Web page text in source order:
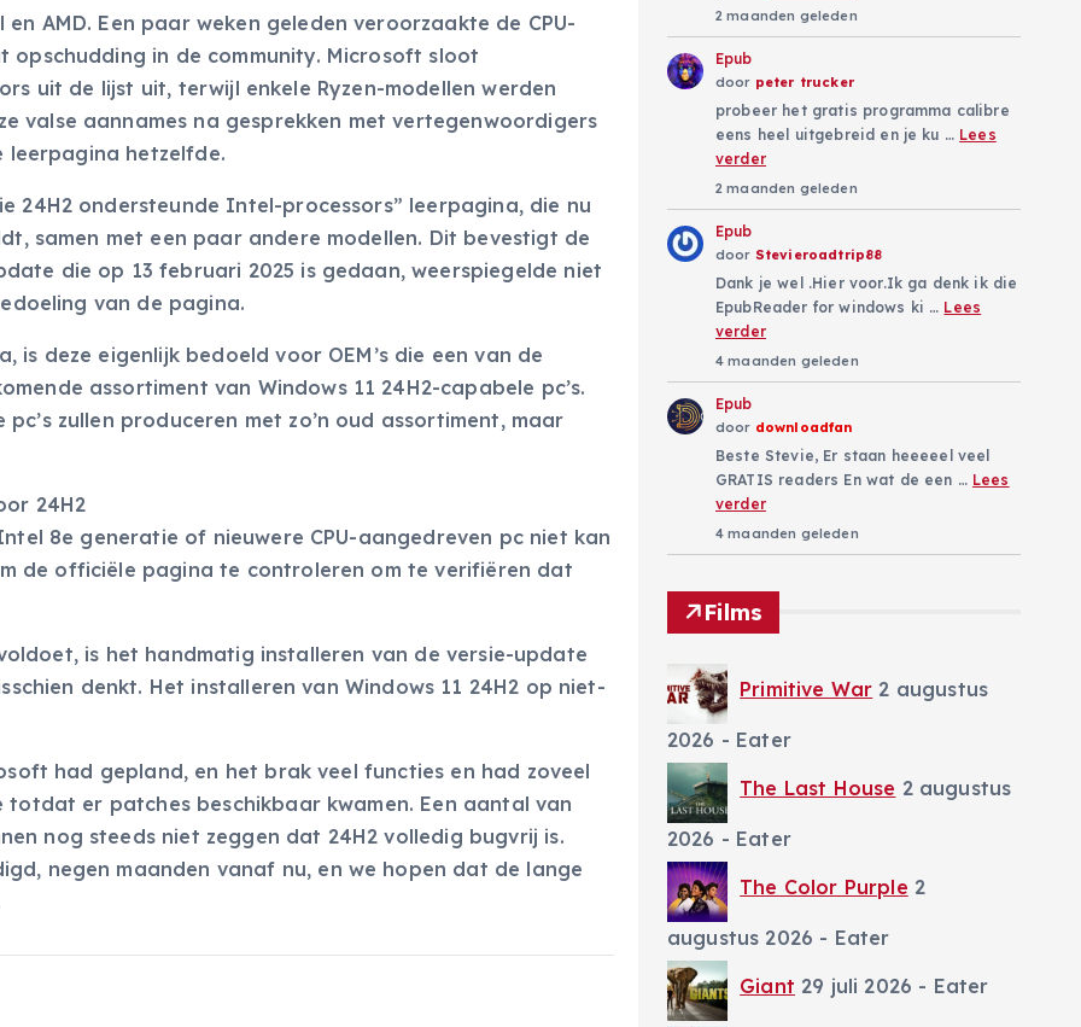
AMD. Een paar weken geleden veroorzaakte de CPU-
opschudding in de community. Microsoft sloot
uit de lijst uit, terwijl enkele Ryzen-modellen werden
valse aannames na gesprekken met vertegenwoordigers
leerpagina hetzelfde.
24H2 ondersteunde Intel-processors” leerpagina, die nu
samen met een paar andere modellen. Dit bevestigt de
die op 13 februari 2025 is gedaan, weerspiegelde niet
van de pagina.
deze eigenlijk bedoeld voor OEM’s die een van de
assortiment van Windows 11 24H2-capabele pc’s.
zullen produceren met zo’n oud assortiment, maar
24H2
8e generatie of nieuwere CPU-aangedreven pc niet kan
de officiële pagina te controleren om te verifiëren dat
is het handmatig installeren van de versie-update
denkt. Het installeren van Windows 11 24H2 op niet-
had gepland, en het brak veel functies en had zoveel
er patches beschikbaar kwamen. Een aantal van
nog steeds niet zeggen dat 24H2 volledig bugvrij is.
negen maanden vanaf nu, en we hopen dat de lange
2 maanden geleden
Epub
door peter trucker
probeer het gratis programma calibre
eens heel uitgebreid en je ku … Lees
verder
2 maanden geleden
Epub
door Stevieroadtrip88
Dank je wel .Hier voor.Ik ga denk ik die
EpubReader for windows ki … Lees
verder
4 maanden geleden
Epub
door downloadfan
Beste Stevie, Er staan heeeeel veel
GRATIS readers En wat de een … Lees
verder
4 maanden geleden
Films
Primitive War 2 augustus
2026 - Eater
The Last House 2 augustus
2026 - Eater
The Color Purple 2
augustus 2026 - Eater
Giant 29 juli 2026 - Eater